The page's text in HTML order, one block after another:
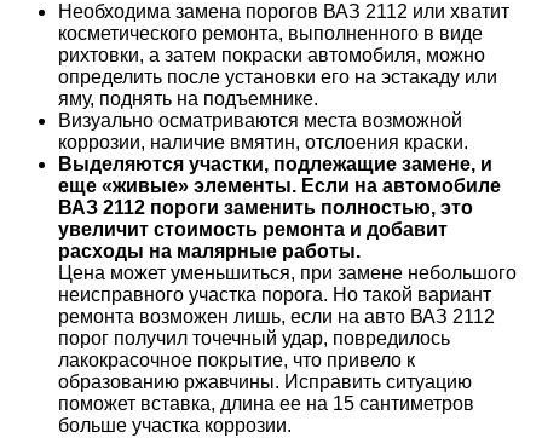
Необходима замена порогов ВАЗ 2112 или хватит
косметического ремонта, выполненного в виде
рихтовки, а затем покраски автомобиля, можно
определить после установки его на эстакаду или
яму, поднять на подъемнике.
Визуально осматриваются места возможной
коррозии, наличие вмятин, отслоения краски.
Выделяются участки, подлежащие замене, и
еще «живые» элементы. Если на автомобиле
ВАЗ 2112 пороги заменить полностью, это
увеличит стоимость ремонта и добавит
расходы на малярные работы.
Цена может уменьшиться, при замене небольшого
неисправного участка порога. Но такой вариант
ремонта возможен лишь, если на авто ВАЗ 2112
порог получил точечный удар, повредилось
лакокрасочное покрытие, что привело к
образованию ржавчины. Исправить ситуацию
поможет вставка, длина ее на 15 сантиметров
больше участка коррозии.